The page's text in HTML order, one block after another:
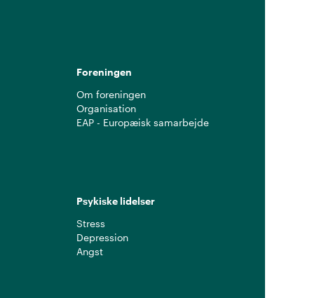
Foreningen
Om foreningen
Organisation
EAP - Europæisk samarbejde
Psykiske lidelser
Stress
Depression
Angst